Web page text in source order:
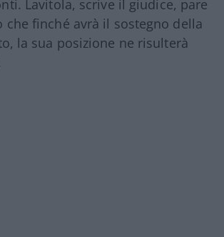
Lavitola, scrive il giudice, pare
che finché avrà il sostegno della
la sua posizione ne risulterà